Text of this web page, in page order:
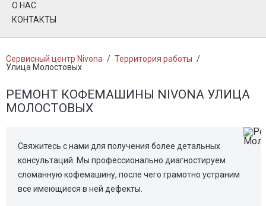
О НАС
КОНТАКТЫ
Сервисный центр Nivona / Территория работы /
Улица Молостовых
РЕМОНТ КОФЕМАШИНЫ NIVONA УЛИЦА
МОЛОСТОВЫХ
Свяжитесь с нами для получения более детальных
консультаций. Мы профессионально диагностируем
сломанную кофемашину, после чего грамотно устраним
все имеющиеся в ней дефекты.